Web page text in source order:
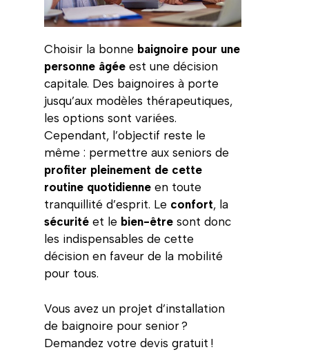
Choisir la bonne baignoire pour une
personne âgéeest une décision
capitale. Des baignoires à porte
jusqu’aux modèles thérapeutiques,
les options sont variées.
Cependant, l’objectif reste le
même : permettre aux seniors de
profiter pleinement de cette
routine quotidienne en toute
tranquillité d’esprit. Le confort, la
sécuritéet le bien-êtresont donc
les indispensables de cette
décision en faveur de la mobilité
pour tous.
Vous avez un projet d’installation
de baignoire pour senior ?
Demandez votre devis gratuit !